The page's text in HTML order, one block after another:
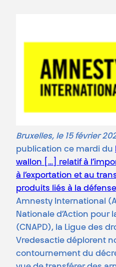
Bruxelles, le 15 février
publication ce mardi du
wallon […] relatif à
à l’exportation et au
produits liés à la
Amnesty International
Nationale d’Action pour
(CNAPD), la Ligue des
Vredesactie déplorent
contournement du